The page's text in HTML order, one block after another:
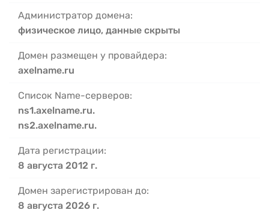
Администратор домена:
физическое лицо, данные скрыты
Домен размещен у провайдера:
axelname.ru
Список Name-серверов:
ns1.axelname.ru.
ns2.axelname.ru.
Дата регистрации:
8 августа 2012 г.
Домен зарегистрирован до:
8 августа 2026 г.